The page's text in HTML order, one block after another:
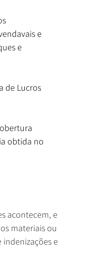
e
e
de Lucros
obtida no
acontecem, e
materiais ou
e